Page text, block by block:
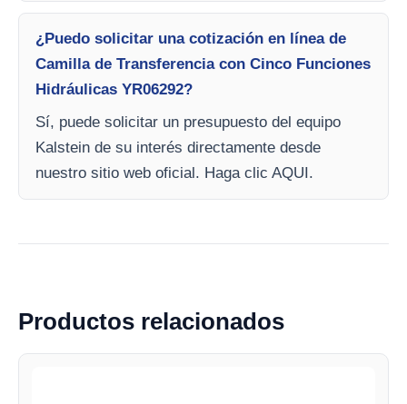
¿Puedo solicitar una cotización en línea de
Camilla de Transferencia con Cinco Funciones
Hidráulicas YR06292?
Sí, puede solicitar un presupuesto del equipo
Kalstein de su interés directamente desde
nuestro sitio web oficial. Haga clic AQUI.
Productos relacionados